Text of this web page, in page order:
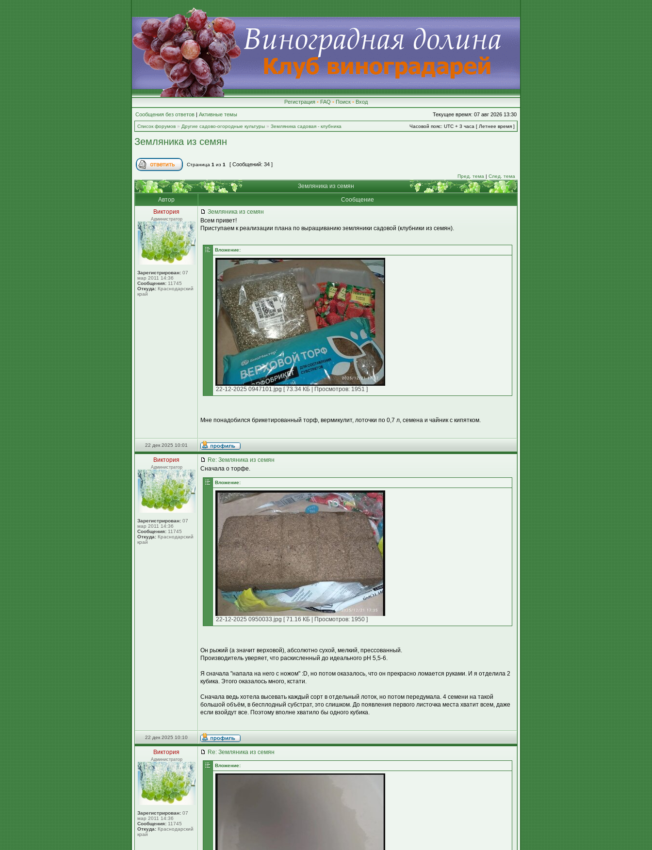
Регистрация • FAQ • Поиск • Вход
Сообщения без ответов | Активные темы Текущее время: 07 авг 2026 13:30
Список форумов » Другие садово-огородные культуры » Земляника садовая - клубника Часовой пояс: UTC + 3 часа [ Летнее время ]
Земляника из семян
Страница 1 из 1 [ Сообщений: 34 ]
Пред. тема | След. тема
Земляника из семян
Автор
Сообщение
Виктория
Администратор
Зарегистрирован: 07
мар 2011 14:36
Сообщения: 11745
Откуда: Краснодарский
край
Земляника из семян
Всем привет!
Приступаем к реализации плана по выращиванию земляники садовой (клубники из семян).
Вложение:
22-12-2025 0947101.jpg [ 73.34 КБ | Просмотров: 1951 ]
Мне понадобился брикетированный торф, вермикулит, лоточки по 0,7 л, семена и чайник с кипятком.
22 дек 2025 10:01
Виктория
Администратор
Зарегистрирован: 07
мар 2011 14:36
Сообщения: 11745
Откуда: Краснодарский
край
Re: Земляника из семян
Сначала о торфе.
Вложение:
22-12-2025 0950033.jpg [ 71.16 КБ | Просмотров: 1950 ]
Он рыжий (а значит верховой), абсолютно сухой, мелкий, прессованный.
Производитель уверяет, что раскисленный до идеального рН 5,5-6.
Я сначала "напала на него с ножом" :D, но потом оказалось, что он прекрасно ломается руками. И я отделила 2
кубика. Этого оказалось много, кстати.
Сначала ведь хотела высевать каждый сорт в отдельный лоток, но потом передумала. 4 семени на такой
большой объём, в бесплодный субстрат, это слишком. До появления первого листочка места хватит всем, даже
если взойдут все. Поэтому вполне хватило бы одного кубика.
22 дек 2025 10:10
Виктория
Администратор
Зарегистрирован: 07
мар 2011 14:36
Сообщения: 11745
Откуда: Краснодарский
край
Re: Земляника из семян
Вложение: